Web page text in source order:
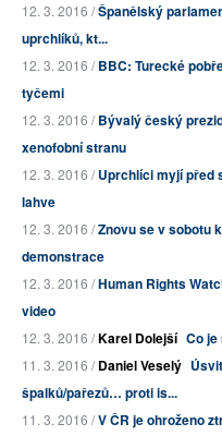
12. 3. 2016 /Španělský
uprchlíků, kt...
12. 3. 2016 /BBC: Turecké
tyčemi
12. 3. 2016 /Bývalý český
xenofobní stranu
12. 3. 2016 /Uprchlíci myjí před
lahve
12. 3. 2016 /Znovu se v sobotu
demonstrace
12. 3. 2016 /Human Rights
video
12. 3. 2016 /Karel Dolejší Co
11. 3. 2016 /Daniel Veselý
špalků/pařezů… proti is...
11. 3. 2016 /V ČR je ohroženo